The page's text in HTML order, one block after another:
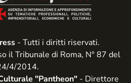
- Tutti i diritti riservati.
il Tribunale di Roma, N° 87 del
4/2014.
"Pantheon" - Direttore